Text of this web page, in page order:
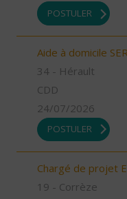
POSTULER
Aide à domicile
34 - Hérault
CDD
24/07/2026
POSTULER
Chargé de projet
19 - Corrèze